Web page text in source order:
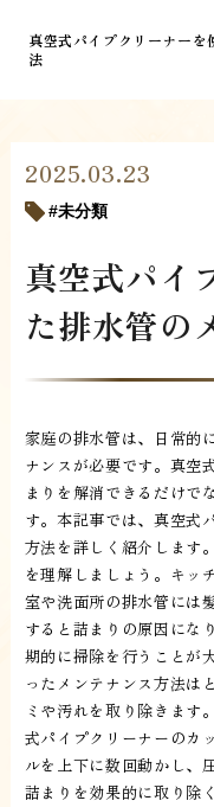
真空式パイプクリーナー
法
2025.03.23
未分類
真空式パイ
た排水管の
家庭の排水管は、日常的
ナンスが必要です。真空
まりを解消できるだけで
す。本記事では、真空式
方法を詳しく紹介します
を理解しましょう。キッ
室や洗面所の排水管には
すると詰まりの原因にな
期的に掃除を行うことが
ったメンテナンス方法は
ミや汚れを取り除きます
式パイプクリーナーのカ
ルを上下に数回動かし、
詰まりを効果的に取り除